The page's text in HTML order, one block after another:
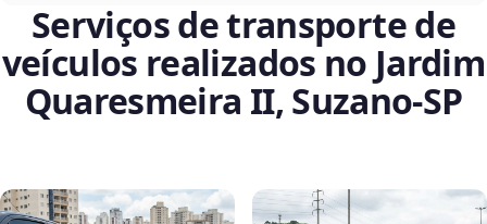
Serviços de transporte de
veículos realizados no Jardim
Quaresmeira II, Suzano‑SP